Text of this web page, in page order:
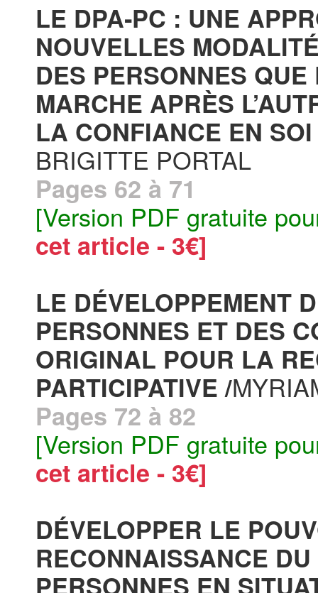
LE DPA‐PC : UNE
NOUVELLES
DES PERSONNES
MARCHE APRÈS
LA CONFIANCE EN
BRIGITTE PORTAL
Pages 62 à 71
[Version PDF gratuite
cet article - 3€]
LE DÉVELOPPEMENT
PERSONNES ET DES
ORIGINAL POUR LA
PARTICIPATIVE /
Pages 72 à 82
[Version PDF gratuite
cet article - 3€]
DÉVELOPPER LE
RECONNAISSANCE
PERSONNES EN